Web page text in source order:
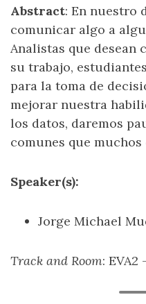
Abstract: En nuestro
comunicar algo a
Analistas que desean
su trabajo,
para la toma de
mejorar nuestra
los datos, daremos
comunes que muchos
Speaker(s):
Jorge Michael
Track and Room: EVA2